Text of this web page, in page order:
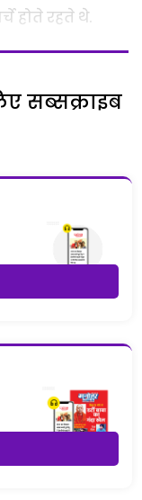
होते रहते थे.
सब्सक्राइब